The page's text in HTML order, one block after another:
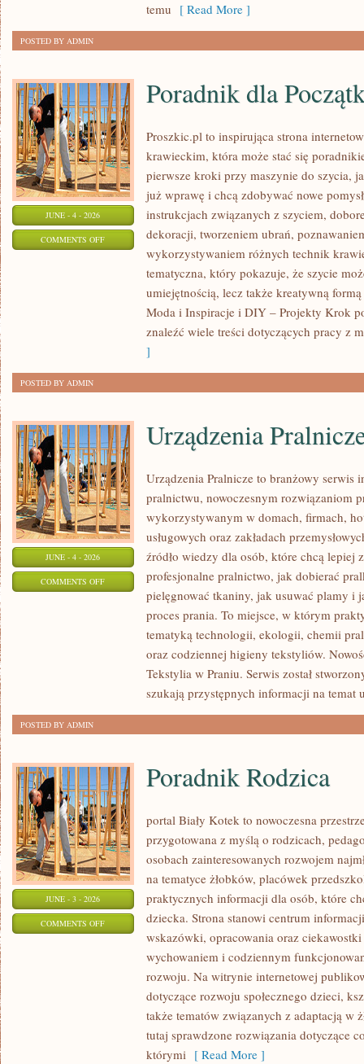
temu [ Read More ]
POSTED BY ADMIN
JUNE - 4 - 2026
COMMENTS OFFON
POCZĄTKUJĄCYCH
Poradnik dla
Proszkic.pl to inspirująca strona
krawieckim, która może stać się
pierwsze kroki przy maszynie do szycia,
już wprawę i chcą zdobywać nowe
instrukcjach związanych z szyciem,
dekoracji, tworzeniem ubrań,
wykorzystywaniem różnych technik
tematyczna, który pokazuje, że szycie
umiejętnością, lecz także kreatywną
Moda i Inspiracje i DIY – Projekty Krok
znaleźć wiele treści dotyczących pracy z
]
POSTED BY ADMIN
JUNE - 4 - 2026
COMMENTS OFFON
URZĄDZENIA
PRALNICZE
Urządzenia
Urządzenia Pralnicze to branżowy serwis
pralnictwu, nowoczesnym rozwiązaniom
wykorzystywanym w domach, firmach,
usługowych oraz zakładach
źródło wiedzy dla osób, które chcą lepiej
profesjonalne pralnictwo, jak dobierać
pielęgnować tkaniny, jak usuwać plamy i
proces prania. To miejsce, w którym
tematyką technologii, ekologii, chemii
oraz codziennej higieny tekstyliów.
Tekstylia w Praniu. Serwis został
szukają przystępnych informacji na temat
POSTED BY ADMIN
JUNE - 3 - 2026
COMMENTS OFFON
Poradnik Rodzica
portal Biały Kotek to nowoczesna
przygotowana z myślą o rodzicach,
osobach zainteresowanych rozwojem
na tematyce żłobków, placówek
praktycznych informacji dla osób, które
dziecka. Strona stanowi centrum
wskazówki, opracowania oraz
wychowaniem i codziennym
rozwoju. Na witrynie internetowej
dotyczące rozwoju społecznego dzieci,
także tematów związanych z adaptacją w
tutaj sprawdzone rozwiązania dotyczące
którymi [ Read More ]